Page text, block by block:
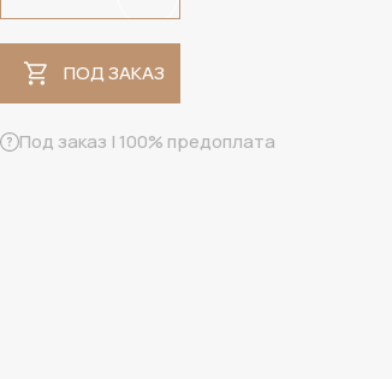
ПОД ЗАКАЗ
Под заказ | 100% предоплата